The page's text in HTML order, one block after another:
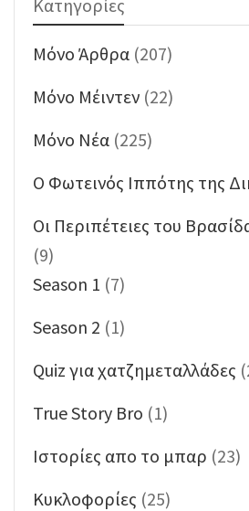
Κατηγορίες
Mόνο Άρθρα (207)
Mόνο Μέιντεν (22)
Mόνο Νέα (225)
O Φωτεινός Ιππότης της
Oι Περιπέτειες του
(9)
Season 1 (7)
Season 2 (1)
Quiz για χατζημεταλλάδες
True Story Bro (1)
Ιστορίες απο το μπαρ (23)
Κυκλοφορίες (25)